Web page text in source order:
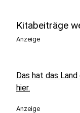
Kitabeiträge
Anzeige
Das hat das
hier.
Anzeige